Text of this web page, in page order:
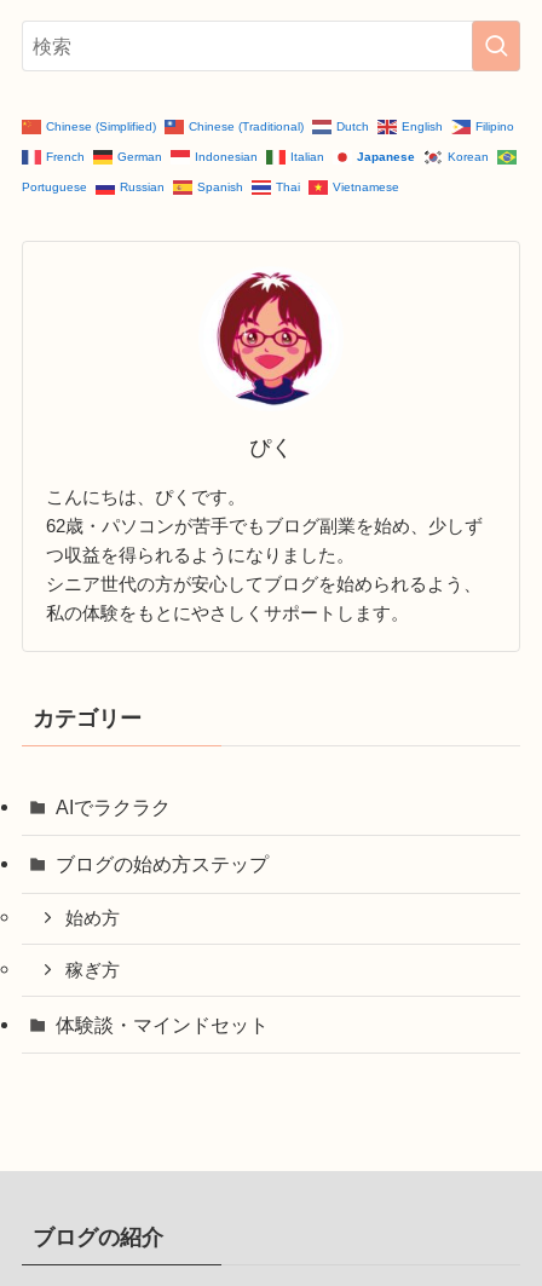
Chinese (Simplified) Chinese (Traditional) Dutch English Filipino
French German Indonesian Italian Japanese Korean
Portuguese Russian Spanish Thai Vietnamese
ぴく
こんにちは、ぴくです。
62歳・パソコンが苦手でもブログ副業を始め、少しず
つ収益を得られるようになりました。
シニア世代の方が安心してブログを始められるよう、
私の体験をもとにやさしくサポートします。
カテゴリー
AIでラクラク
ブログの始め方ステップ
始め方
稼ぎ方
体験談・マインドセット
ブログの紹介